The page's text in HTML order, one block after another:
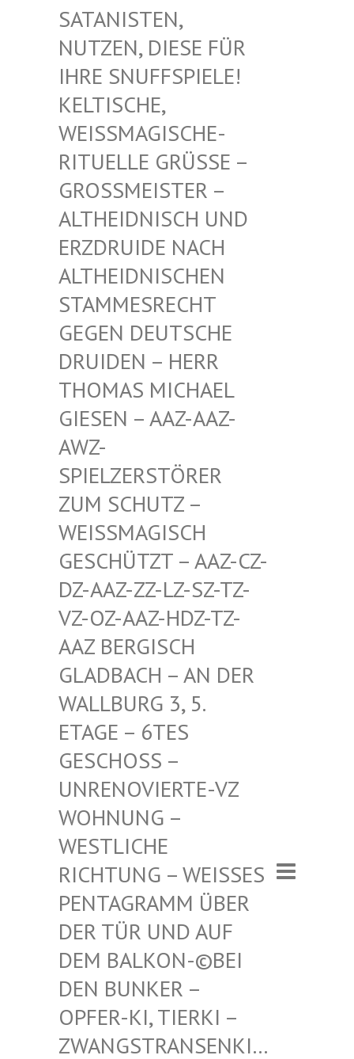
TANISTEN, NU
TZEN, DIESE FÜR IH
RE SNUFFSPIELE! KE
LTISCHE, WE
ISSMAGISCHE- RIT
UELLE GRÜSSE – GROSS
MEISTER – ALTHE
IDNISCH UND ERZDR
UIDE NACH ALTHE
IDNISCHEN STAMM
ESRECHT GEGEN
DEUTSCHE DRUID
EN – HERR THOMA
S MICHAEL GIESE
N – AAZ-AAZ-AWZ-S
PIEL
ZERSTÖRER ZUM S
CHUTZ – WEISSM
AGISCH GESCHÜ
TZT – AAZ-CZ-DZ-AAZ
-ZZ-LZ-SZ-TZ-VZ-OZ-
AAZ-HDZ-TZ-AAZ BE
RGISCH GLADBA
CH – AN DER WALLBU
RG 3, 5. ETAGE
– 6TES GESCHO
SS – UNRENO
VIERTE-VZ WOHNUN
G – WESTLI
CHE RICHTU
NG – WEISSES PENTAGR
AMM ÜBER DER TÜR
UND AUF DEM BAL
KON-©BEI DEN BUN
KER – OPFER-K
I, TIERKI – ZWANGST
RANSENKI… – ZWANG